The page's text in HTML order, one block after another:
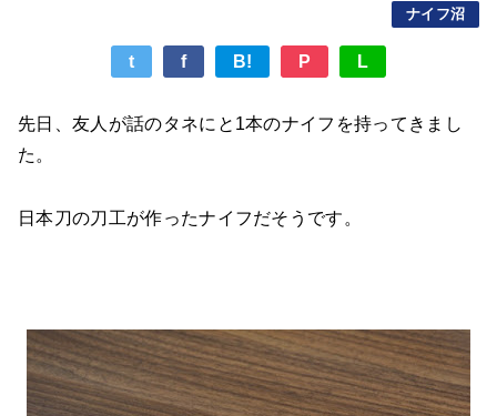
ナイフ沼
t f B! P L
先日、友人が話のタネにと1本のナイフを持ってきまし
た。
日本刀の刀工が作ったナイフだそうです。